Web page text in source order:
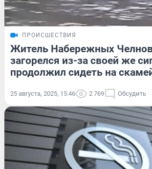
ПРОИСШЕСТВИЯ
Житель Набережных
загорелся из-за своей же
продолжил сидеть на
25 августа, 2025, 15:46 2 769 Обсудить